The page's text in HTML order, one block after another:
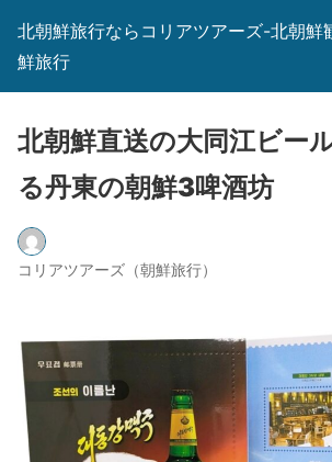
北朝鮮旅行ならコリアツアーズ-北朝鮮
鮮旅行
北朝鮮直送の大同江ビー
る丹東の朝鮮3啤酒坊
コリアツアーズ（朝鮮旅行）